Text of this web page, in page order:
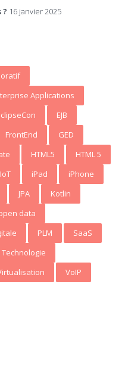
? 16 janvier 2025
Applications
EJB
FrontEnd
GED
HTML5
HTML 5
IoT iPad
iPhone
JPA
Kotlin
data
PLM
SaaS
Technologie
VoIP